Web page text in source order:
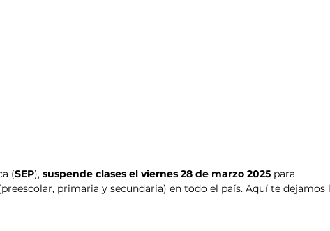
(SEP), suspende clases el viernes 28 de marzo 2025 para
primaria y secundaria) en todo el país. Aquí te dejamos